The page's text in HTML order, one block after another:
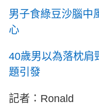
男子食綠豆沙腦中
心
40歲男以為落枕肩
題引發
記者：Ronald